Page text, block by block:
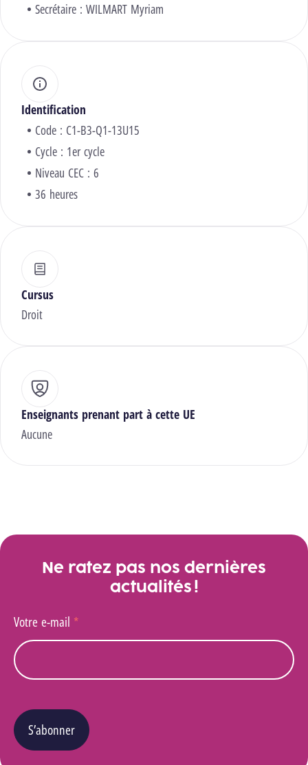
Secrétaire : WILMART Myriam
Identification
Code : C1-B3-Q1-13U15
Cycle : 1er cycle
Niveau CEC : 6
36 heures
Cursus
Droit
Enseignants prenant part à cette UE
Aucune
Ne ratez pas nos dernières
actualités !
Votre e-mail *
S’abonner